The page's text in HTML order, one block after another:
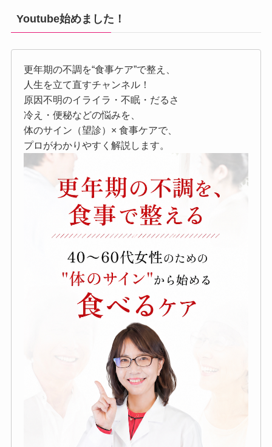
Youtube始めました！
更年期の不調を“食事ケア”で整え、
人生を立て直すチャンネル！
原因不明のイライラ・不眠・だるさ
冷え・便秘などの悩みを、
体のサイン（望診）× 食事ケアで、
プロがわかりやすく解説します。